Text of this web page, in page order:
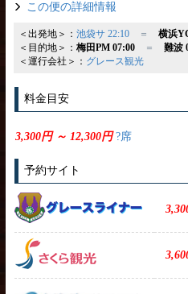
この便の詳細情報
＜出発地＞： 池袋サ 22:10＝ 横浜
＜目的地＞： 梅田PM 07:00＝ 難波
＜運行会社＞： グレース観光
料金目安
3,300円 ～ 12,300円?席
予約サイト